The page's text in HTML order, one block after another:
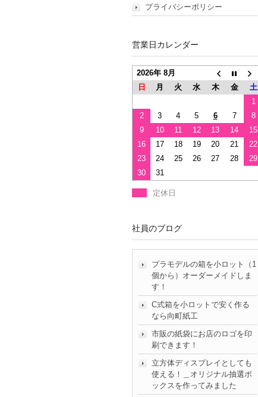
プライバシーポリシー
営業日カレンダー
2026年 8月
日
月 火 水 木 金
土
1
2
3 4 5 6 7
8
9
10 11 12 13 14
15
16
17 18 19 20 21
22
23
24 25 26 27 28
29
30
31
定休日
社員のブログ
プラモデルの箱を小ロット（1
個から）オーダーメイドしま
す！
C式箱を小ロットで安く作る
なら向町紙工
市販の紙袋にお店のロゴを印
刷できます！
立方体ディスプレイとしても
使える！＿オリジナル抽選ボ
ックスを作ってみました